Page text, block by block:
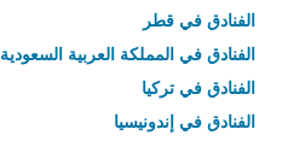
الفنادق في قطر
الفنادق في المملكة العربية السعودية
الفنادق في تركيا
الفنادق في إندونيسيا